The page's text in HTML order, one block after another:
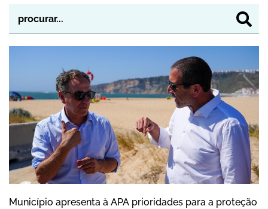
Município apresenta à APA prioridades
Município apresenta à APA prioridades para a proteção